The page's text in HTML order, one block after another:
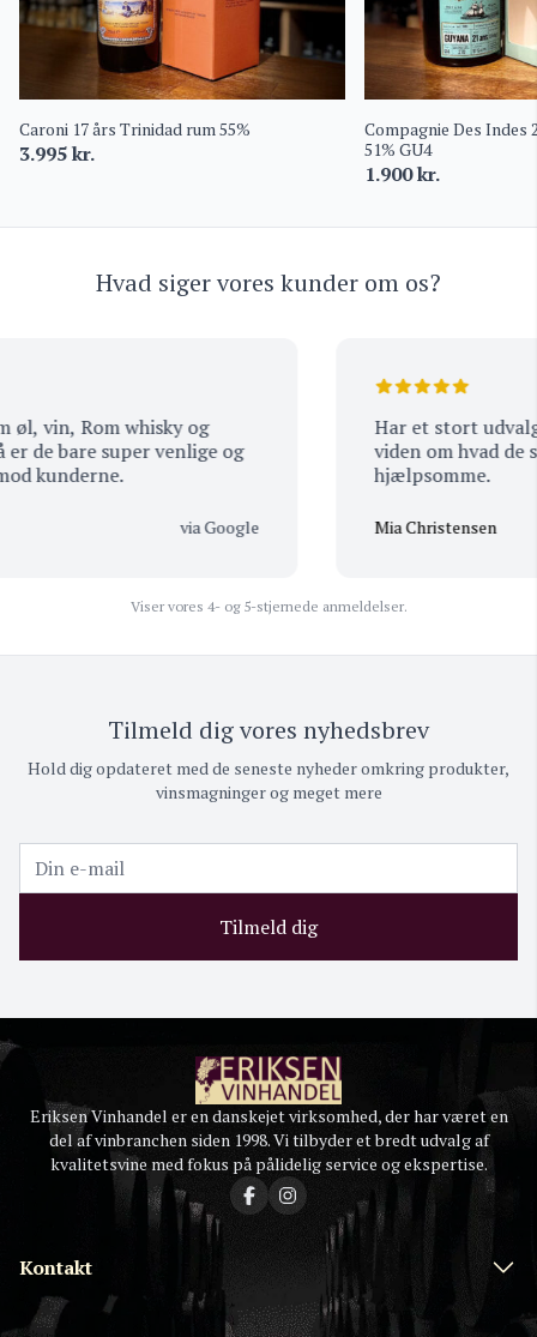
Caroni 17 års Trinidad rum 55%
3.995kr.
Compagnie Des Indes
51% GU4
1.900kr.
Hvad siger vores kunder om os?
vin, Rom whisky og
bare super venlige og
kunderne.
via Google
Har et stort udvalg
viden om hvad de
hjælpsomme.
Mia Christensen
Viser vores 4- og 5-stjernede anmeldelser.
Tilmeld dig vores nyhedsbrev
Hold dig opdateret med de seneste nyheder omkring produkter,
vinsmagninger og meget mere
Tilmeld dig
Eriksen Vinhandel er en danskejet virksomhed, der har været en
del af vinbranchen siden 1998. Vi tilbyder et bredt udvalg af
kvalitetsvine med fokus på pålidelig service og ekspertise.
Kontakt